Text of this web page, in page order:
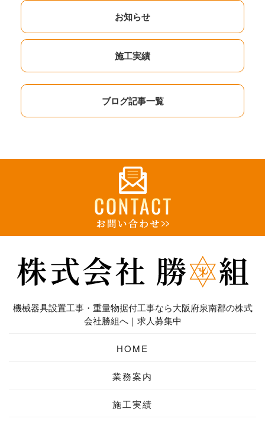
お知らせ
施工実績
ブログ記事一覧
機械器具設置工事・重量物据付工事なら大阪府泉南郡の株式
会社勝組へ｜求人募集中
HOME
業務案内
施工実績